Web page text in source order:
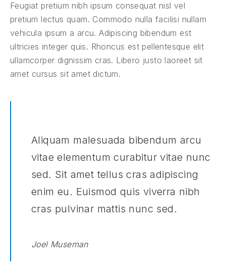
Feugiat pretium nibh ipsum consequat nisl vel
pretium lectus quam. Commodo nulla facilisi nullam
vehicula ipsum a arcu. Adipiscing bibendum est
ultricies integer quis. Rhoncus est pellentesque elit
ullamcorper dignissim cras. Libero justo laoreet sit
amet cursus sit amet dictum.
Aliquam malesuada bibendum arcu
vitae elementum curabitur vitae nunc
sed. Sit amet tellus cras adipiscing
enim eu. Euismod quis viverra nibh
cras pulvinar mattis nunc sed.
Joel Museman